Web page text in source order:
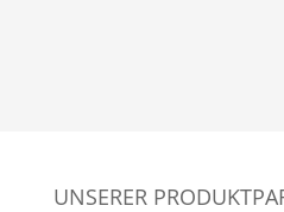
UNSERER